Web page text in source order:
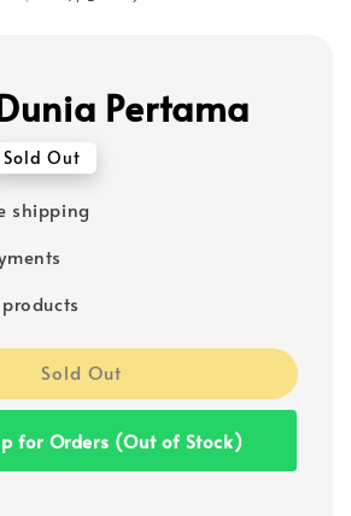
Pertama
Sold Out
shipping
Sold Out
for Orders (Out of Stock)